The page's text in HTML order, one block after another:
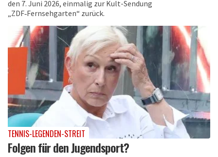
den 7. Juni 2026, einmalig zur Kult-Sendung
„ZDF‑Fernsehgarten“ zurück.
TENNIS-LEGENDEN-STREIT
Folgen für den Jugendsport?